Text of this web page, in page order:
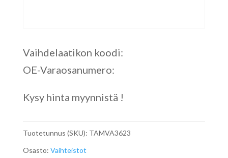
Vaihdelaatikon koodi:
OE-Varaosanumero:
Kysy hinta myynnistä !
Tuotetunnus (SKU): TAMVA3623
Osasto: Vaihteistot